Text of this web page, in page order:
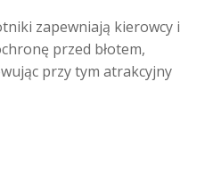
zapewniają kierowcy i
przed błotem,
przy tym atrakcyjny